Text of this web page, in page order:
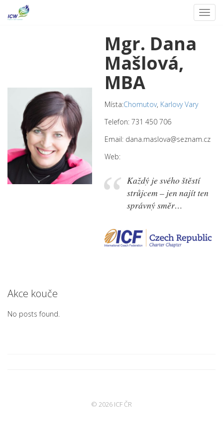
Mgr. Dana
Mašlová,
MBA
Místa:Chomutov, Karlovy Vary
Telefon: 731 450 706
Email: dana.maslova@seznam.cz
Web:
Každý je svého štěstí
strůjcem – jen najít ten
správný směr…
Akce kouče
No posts found.
© 2026 ICF ČR